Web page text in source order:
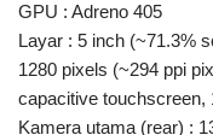
GPU : Adreno 405
Layar : 5 inch (~71.3%
1280 pixels (~294 ppi
capacitive touchscreen,
Kamera utama (rear) :